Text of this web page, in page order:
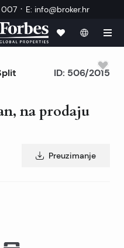
· E: info@broker.hr
na prodaju
ID: 506/2015
Preuzimanje